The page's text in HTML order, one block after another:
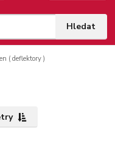
Hledat
( deflektory )